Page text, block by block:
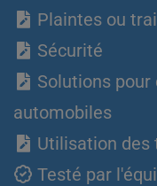
Plaintes ou
Sécurité
Solutions
automobiles
Utilisation des
Testé par